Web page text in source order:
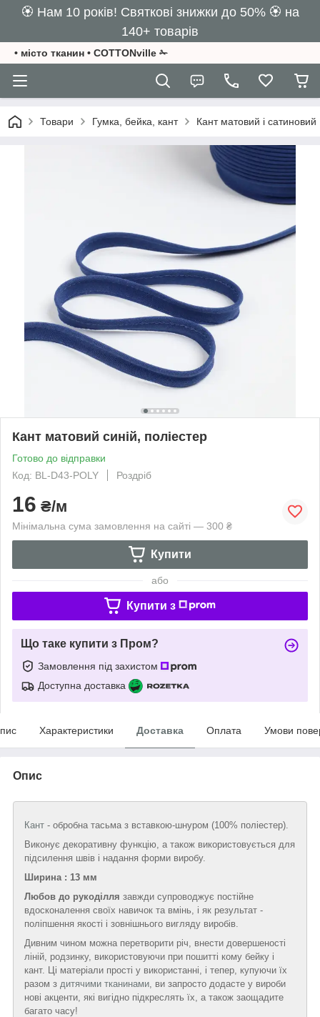
🏵️ Нам 10 років! Святкові знижки до 50% 🏵️ на
140+ товарів
• місто тканин • COTTONville ✁
Товари Гумка, бейка, кант Кант матовий і сатиновий
Кант матовий синій, поліестер
Готово до відправки
Код: BL-D43-POLY
Роздріб
16 ₴/м
Мінімальна сума замовлення на сайті — 300 ₴
Купити
або
Купити з
Що таке купити з Пром?
Замовлення під захистом
Доступна доставка
Характеристики Доставка Оплата Умови
Опис
Кант - обробна тасьма з вставкою-шнуром (100% поліестер).
Виконує декоративну функцію, а також використовується для
підсилення швів і надання форми виробу.
Ширина : 13 мм
Любов до рукоділля завжди супроводжує постійне
вдосконалення своїх навичок та вмінь, і як результат -
поліпшення якості і зовнішнього вигляду виробів.
Дивним чином можна перетворити річ, внести довершеності
ліній, родзинку, використовуючи при пошитті кому бейку і
кант. Ці матеріали прості у використанні, і тепер, купуючи їх
разом з дитячими тканинами , ви запросто додасте у вироби
нові акценти, які вигідно підкреслять їх, а також заощадите
багато часу!